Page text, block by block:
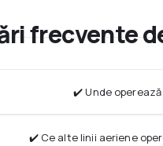
frecvente
✔️ Unde operează
✔️ Ce alte linii aeriene